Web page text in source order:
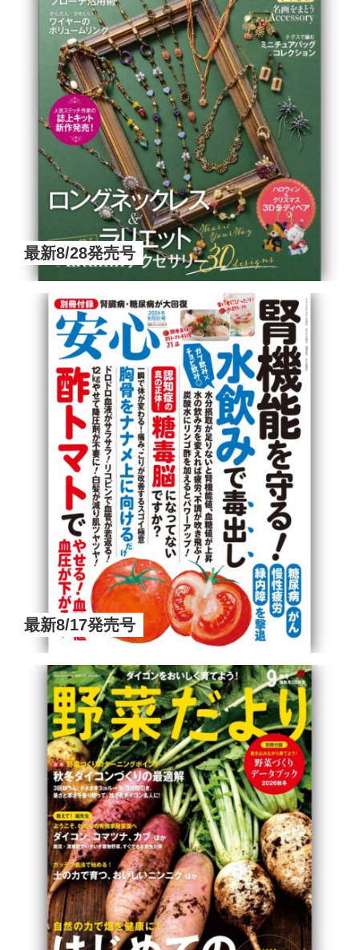
最新8/28発売号
最新8/17発売号